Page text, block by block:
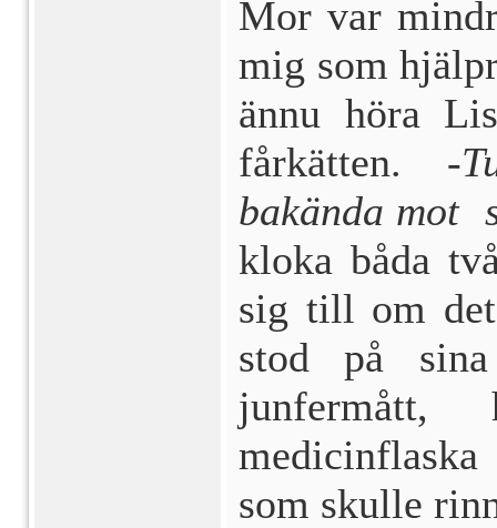
Mor var
mig som
ännu höra
fårkätten. -
bakända mot
kloka båda
sig till om
stod på
junfermått,
som skulle